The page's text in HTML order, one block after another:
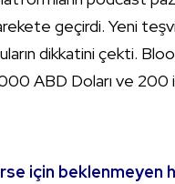
geçirdi. Yeni
dikkatini çekti.
ABD Doları ve 200
için beklenmeyen